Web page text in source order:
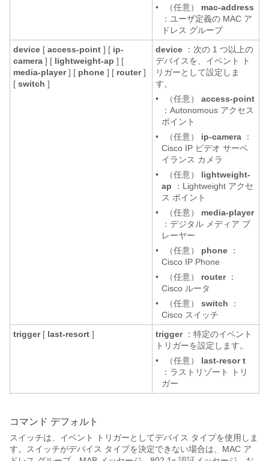
•
（任意）
mac-address
：ユーザ定義の MAC ア
ドレス グループ
device [ access-point ] [ ip-
camera ] [ lightweight-ap ] [
media-player] [ phone ] [ router]
[ switch ]
device ：次の 1 つ以上の
デバイスを、イベント ト
リガーとして設定しま
す。
•
（任意）
access-point
：Autonomous アクセス
ポイント
•
（任意） ip-camera ：
Cisco IP ビデオ サーベ
イランス カメラ
•
（任意）
lightweight-
ap ：Lightweight アクセ
ス ポイント
•
（任意）
media-player
：デジタル メディア プ
レーヤー
•
（任意） phone ：
Cisco IP Phone
•
（任意） router：
Cisco ルータ
•
（任意） switch ：
Cisco スイッチ
trigger[ last-resort ] trigger：特定のイベント
トリガーを設定します。
•
（任意） last-resor t
：ラストリゾート トリ
ガー
コマンド デフォルト
スイッチは、イベント トリガーとしてデバイス タイプを使用しま
す。スイッチがデバイス タイプを決定できない場合は、MAC ア